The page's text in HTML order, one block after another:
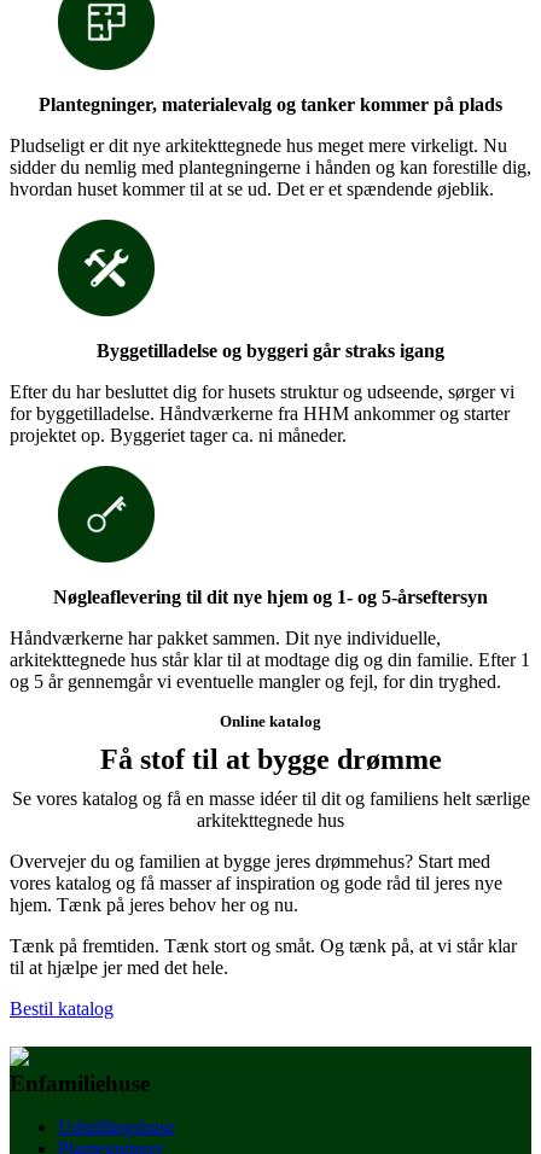
Plantegninger, materialevalg og tanker kommer på plads
Pludseligt er dit nye arkitekttegnede hus meget mere virkeligt. Nu
sidder du nemlig med plantegningerne i hånden og kan forestille dig,
hvordan huset kommer til at se ud. Det er et spændende øjeblik.
Byggetilladelse og byggeri går straks igang
Efter du har besluttet dig for husets struktur og udseende, sørger vi
for byggetilladelse. Håndværkerne fra HHM ankommer og starter
projektet op. Byggeriet tager ca. ni måneder.
Nøgleaflevering til dit nye hjem og 1- og 5-årseftersyn
Håndværkerne har pakket sammen. Dit nye individuelle,
arkitekttegnede hus står klar til at modtage dig og din familie. Efter 1
og 5 år gennemgår vi eventuelle mangler og fejl, for din tryghed.
Online katalog
Få stof til at bygge drømme
Se vores katalog og få en masse idéer til dit og familiens helt særlige
arkitekttegnede hus
Overvejer du og familien at bygge jeres drømmehus? Start med
vores katalog og få masser af inspiration og gode råd til jeres nye
hjem. Tænk på jeres behov her og nu.
Tænk på fremtiden. Tænk stort og småt. Og tænk på, at vi står klar
til at hjælpe jer med det hele.
Bestil katalog
Enfamiliehuse
Udstillingshuse
Plantegninger